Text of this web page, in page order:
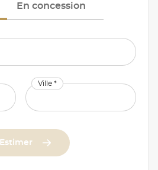
En concession
Ville *
Estimer